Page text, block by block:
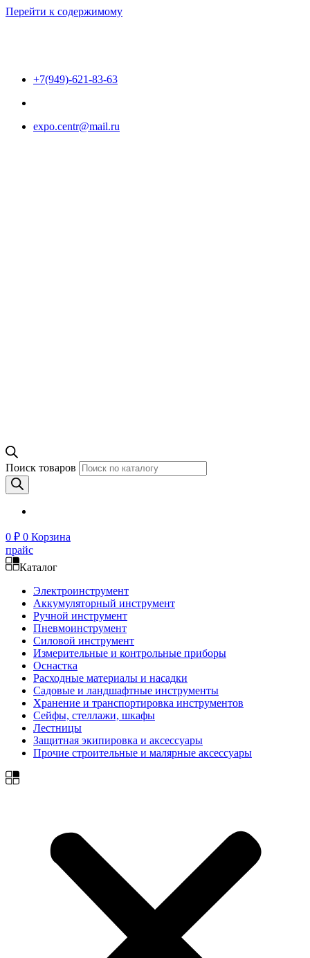
Перейти к содержимому
+7(949)-621-83-63
expo.centr@mail.ru
Поиск товаров
0 ₽ 0 Корзина
прайс
Каталог
Электроинструмент
Аккумуляторный инструмент
Ручной инструмент
Пневмоинструмент
Силовой инструмент
Измерительные и контрольные приборы
Оснастка
Расходные материалы и насадки
Садовые и ландшафтные инструменты
Хранение и транспортировка инструментов
Сейфы, стеллажи, шкафы
Лестницы
Защитная экипировка и аксессуары
Прочие строительные и малярные аксессуары